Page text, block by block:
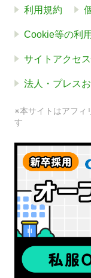
利用規約
Cookie等の利
サイトアクセ
法人・プレス
※本サイトはアフィ
す